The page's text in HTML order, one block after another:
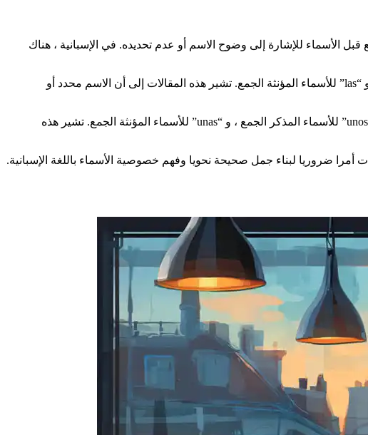
الأسماء للإشارة إلى وضوح الاسم أو عدم تحديده. في الإسبانية ، هناك
المقالة المحددة باللغة الإسبانية هي “el” للأسماء المذكر المفرد ، و “la” للأسماء المؤنثة المفردة ، و “los” للأسماء المذكر الجمع ، و “las” للأسماء المؤنثة الجمع. تشير هذه المقالات إلى أن الاسم محدد أو
من ناحية أخرى ، فإن المقالة غير المحددة باللغة الإسبانية هي “un” للأسماء المذكر المفرد ، و “una” للأسماء المؤنثة المفردة ، و “unos” للأسماء المذكر الجمع ، و “unas” للأسماء المؤنثة الجمع. تشير هذه
ضروريا لبناء جمل صحيحة نحويا وفهم خصوصية الأسماء باللغة الإسبانية.